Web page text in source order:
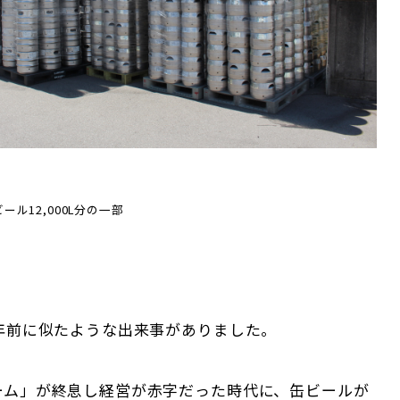
ル12,000L分の一部
に似たような出来事がありました。
」が終息し経営が赤字だった時代に、缶ビールが